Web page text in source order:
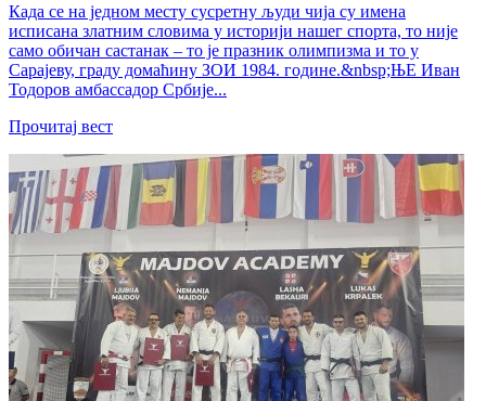
Када се на једном месту сусретну људи чија су имена
исписана златним словима у историји нашег спорта, то није
само обичан састанак – то је празник олимпизма и то у
Сарајеву, граду домаћину ЗОИ 1984. године.&nbsp;ЊЕ Иван
Тодоров амбассадор Србије...
Прочитај вест